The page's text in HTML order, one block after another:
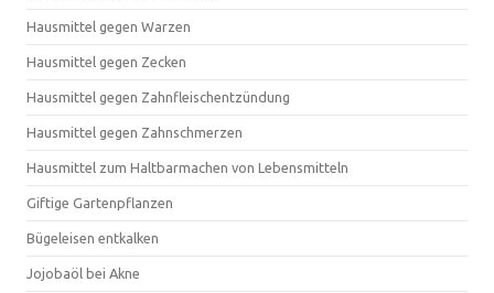
Hausmittel gegen Warzen
Hausmittel gegen Zecken
Hausmittel gegen Zahnfleischentzündung
Hausmittel gegen Zahnschmerzen
Hausmittel zum Haltbarmachen von Lebensmitteln
Giftige Gartenpflanzen
Bügeleisen entkalken
Jojobaöl bei Akne